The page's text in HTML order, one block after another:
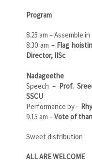
Program
8.25 am – Assemble
8.30 am – Flag
Director, IISc
Nadageethe
Speech – Prof.
SSCU
Performance by –
9.15 am –Vote of
Sweet distribution
ALL ARE WELCOME